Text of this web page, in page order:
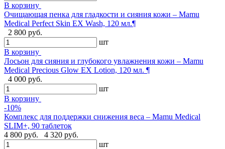
В корзину
Очищающая пенка для гладкости и сияния кожи – Mamu
Medical Perfect Skin EX Wash, 120 мл.¶
2 800 руб.
шт
В корзину
Лосьон для сияния и глубокого увлажнения кожи – Mamu
Medical Precious Glow EX Lotion, 120 мл. ¶
4 000 руб.
шт
В корзину
-10%
Комплекс для поддержки снижения веса – Mamu Medical
SLIM+, 90 таблеток
4 800 руб.
4 320 руб.
шт